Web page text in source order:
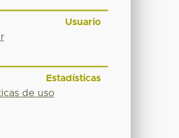
Usuario
Estadísticas
de uso